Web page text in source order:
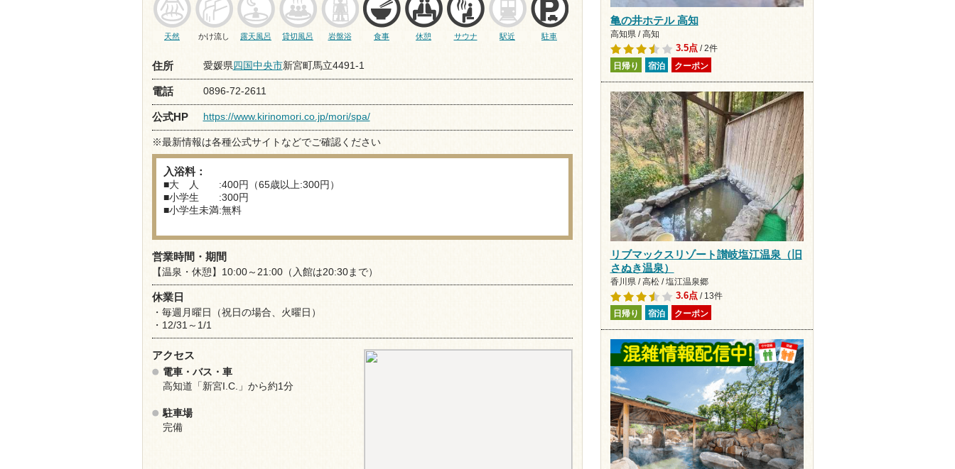
天然 かけ流し 露天風呂 貸切風呂 岩盤浴 食事 休憩 サウナ 駅近 駐車
住所 愛媛県四国中央市新宮町馬立4491-1
電話 0896-72-2611
公式HP https://www.kirinomori.co.jp/mori/spa/
※最新情報は各種公式サイトなどでご確認ください
入浴料：
■大 人 :400円（65歳以上:300円）
■小学生 :300円
■小学生未満:無料
営業時間・期間
【温泉・休憩】10:00～21:00（入館は20:30まで）
休業日
・毎週月曜日（祝日の場合、火曜日）
・12/31～1/1
アクセス
電車・バス・車
高知道「新宮I.C.」から約1分
駐車場
完備
亀の井ホテル 高知
高知県 / 高知
3.5点/ 2件
日帰り 宿泊 クーポン
リブマックスリゾート讃岐塩江温泉（旧
さぬき温泉）
香川県 / 高松 / 塩江温泉郷
3.6点/ 13件
日帰り 宿泊 クーポン